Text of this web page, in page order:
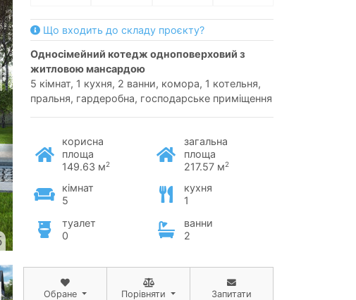
Що входить до складу проєкту?
односімейний котедж одноповерховий з
житловою мансардою
5 кімнат, 1 кухня, 2 ванни, комора, 1 котельня,
пральня, гардеробна, господарське приміщення
корисна
площа
149.63 м2
загальна
площа
217.57 м2
кімнат
5
кухня
1
туалет
0
ванни
2
Обране Порівняти Запитати